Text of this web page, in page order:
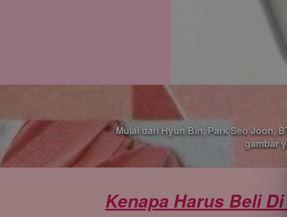
Mulai dari Hyun Bin, Park Seo Joon,
gambar
Kenapa Harus Beli